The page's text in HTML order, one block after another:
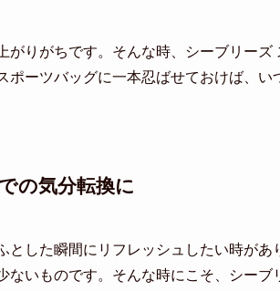
がりがちです。そんな時、シーブリー
ポーツバッグに一本忍ばせておけば、
の気分転換に
とした瞬間にリフレッシュしたい時が
ないものです。そんな時にこそ、シー